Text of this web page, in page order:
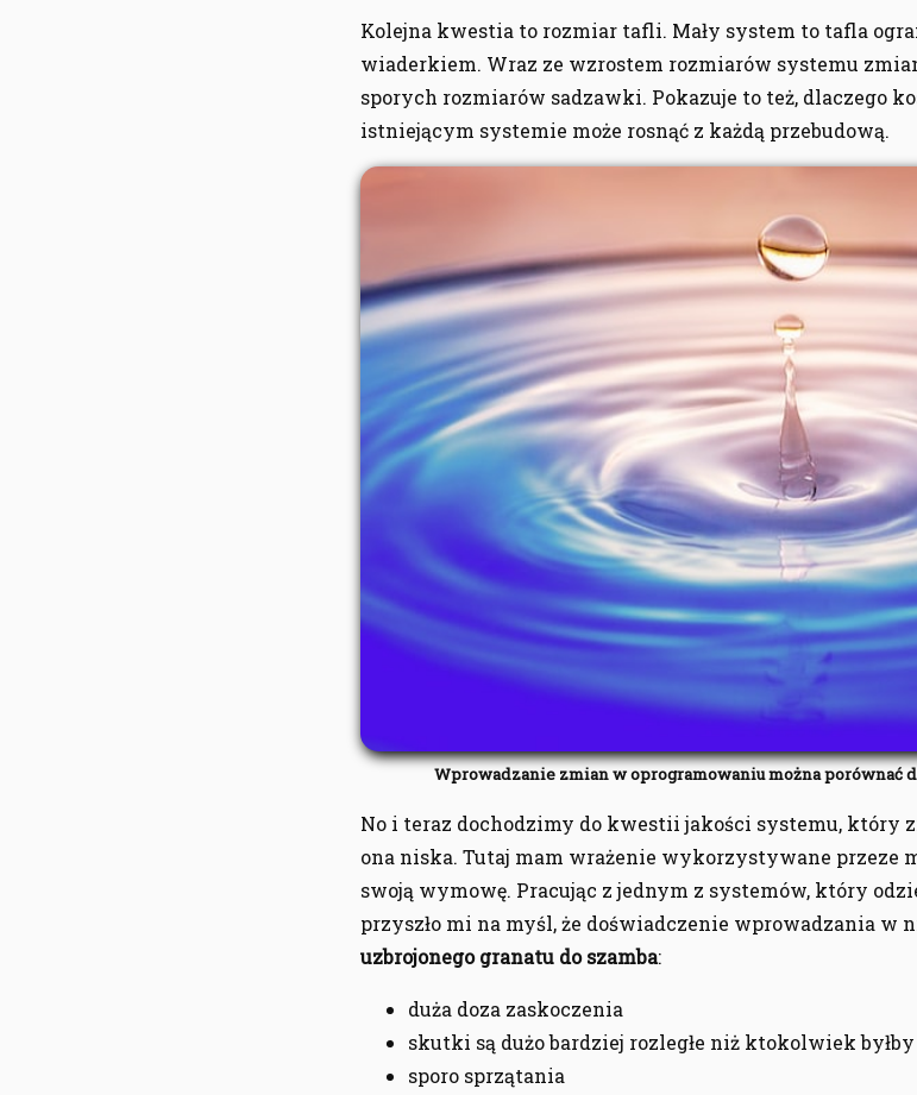
Kolejna kwestia to rozmiar tafli. Mały system to tafla
wiaderkiem. Wraz ze wzrostem rozmiarów systemu
sporych rozmiarów sadzawki. Pokazuje to też, dlaczego
istniejącym systemie może rosnąć z każdą przebudową.
Wprowadzanie zmian w oprogramowaniu można porównać
No i teraz dochodzimy do kwestii jakości systemu, który
ona niska. Tutaj mam wrażenie wykorzystywane przeze
swoją wymowę. Pracując z jednym z systemów, który
przyszło mi na myśl, że doświadczenie wprowadzania w
uzbrojonego granatu do szamba:
duża doza zaskoczenia
skutki są dużo bardziej rozległe niż ktokolwiek
sporo sprzątania